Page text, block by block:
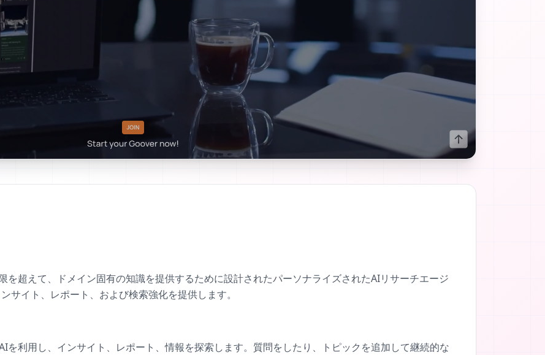
を超えて、ドメイン固有の知識を提供するために設計されたパーソナライズされたAIリサーチエージ
サイト、レポート、および検索強化を提供します。
を利用し、インサイト、レポート、情報を探索します。質問をしたり、トピックを追加して継続的な